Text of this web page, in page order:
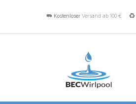
Kostenloser Versand ab 100 €